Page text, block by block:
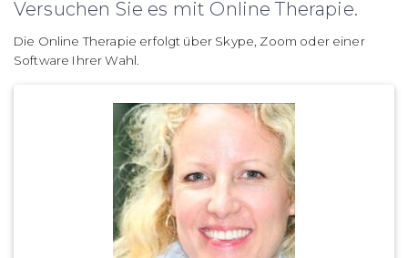
Versuchen Sie es mit Online Therapie.
Die Online Therapie erfolgt über Skype, Zoom oder einer
Software Ihrer Wahl.